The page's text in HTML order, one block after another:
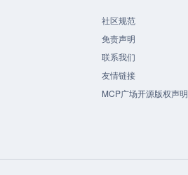
社区规范
免责声明
联系我们
友情链接
MCP广场开源版权声明